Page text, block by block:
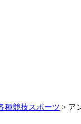
種競技スポーツ > ア